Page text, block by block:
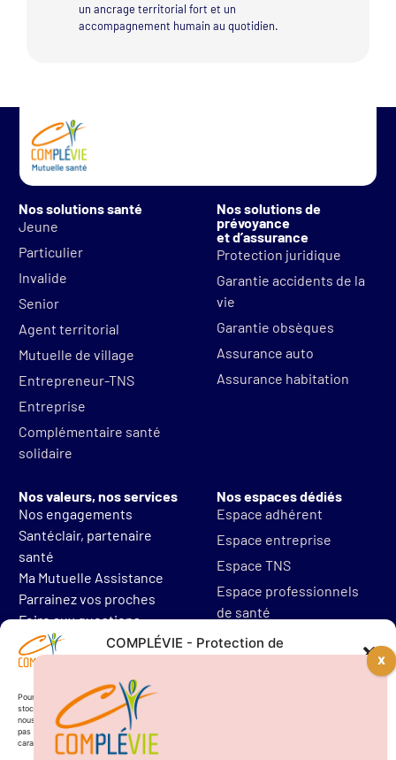
COMPLÉVIE - Protection de
Pour offrir les meilleures expériences, nous utilisons des technologies telles que les cookies pour
stocker et/ou accéder aux informations des appareils. Le fait de consentir à ces technologies
nous permettra de traiter des données telles que le comportement de navigation. Le fait de ne
pas consentir ou de retirer son consentement peut avoir un effet négatif sur certaines
caractéristiques et fonctions.
un ancrage territorial fort et un
accompagnement humain au quotidien.
Nos solutions santé
Jeune
Particulier
Invalide
Senior
Agent territorial
Mutuelle de village
Entrepreneur-TNS
Entreprise
Complémentaire santé
solidaire
Nos solutions de
prévoyance
et d’assurance
Protection juridique
Garantie accidents de la
vie
Garantie obsèques
Assurance auto
Assurance habitation
Nos valeurs, nos services
Nos engagements
Santéclair, partenaire
santé
Ma Mutuelle Assistance
Parrainez vos proches
Foire aux questions
Nos espaces dédiés
Espace adhérent
Espace entreprise
Espace TNS
Espace professionnels
de santé
Mentions légales
Protections des données